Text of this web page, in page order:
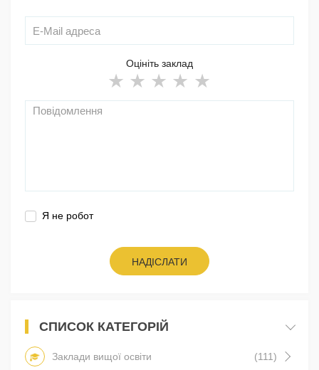
Оцініть заклад
Я не робот
НАДІСЛАТИ
СПИСОК КАТЕГОРІЙ
Заклади вищої освіти (111)